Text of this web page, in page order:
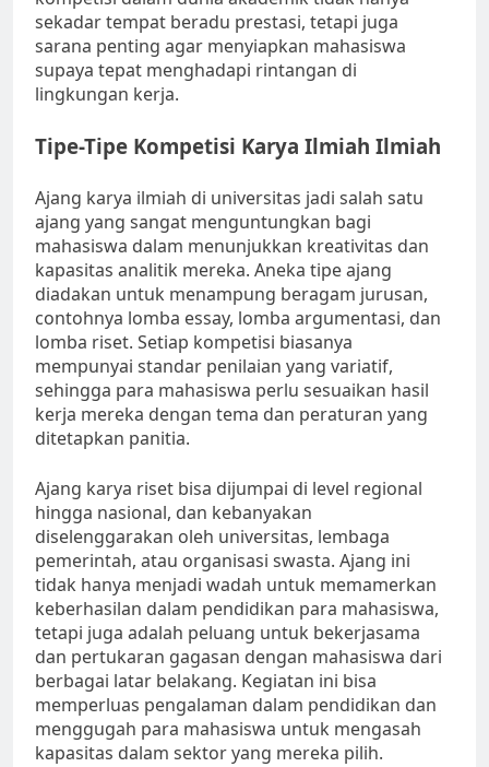
sekadar tempat beradu prestasi, tetapi juga
sarana penting agar menyiapkan mahasiswa
supaya tepat menghadapi rintangan di
lingkungan kerja.
Tipe-Tipe Kompetisi Karya Ilmiah Ilmiah
Ajang karya ilmiah di universitas jadi salah satu
ajang yang sangat menguntungkan bagi
mahasiswa dalam menunjukkan kreativitas dan
kapasitas analitik mereka. Aneka tipe ajang
diadakan untuk menampung beragam jurusan,
contohnya lomba essay, lomba argumentasi, dan
lomba riset. Setiap kompetisi biasanya
mempunyai standar penilaian yang variatif,
sehingga para mahasiswa perlu sesuaikan hasil
kerja mereka dengan tema dan peraturan yang
ditetapkan panitia.
Ajang karya riset bisa dijumpai di level regional
hingga nasional, dan kebanyakan
diselenggarakan oleh universitas, lembaga
pemerintah, atau organisasi swasta. Ajang ini
tidak hanya menjadi wadah untuk memamerkan
keberhasilan dalam pendidikan para mahasiswa,
tetapi juga adalah peluang untuk bekerjasama
dan pertukaran gagasan dengan mahasiswa dari
berbagai latar belakang. Kegiatan ini bisa
memperluas pengalaman dalam pendidikan dan
menggugah para mahasiswa untuk mengasah
kapasitas dalam sektor yang mereka pilih.